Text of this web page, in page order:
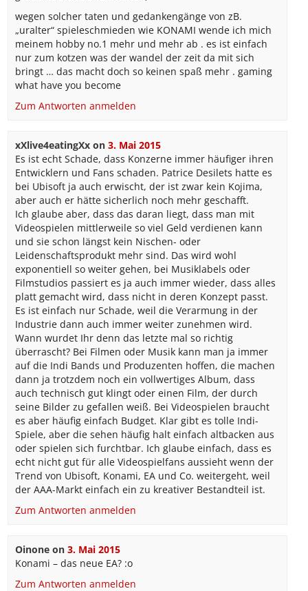
wegen solcher taten und gedankengänge von zB.
„uralter“ spieleschmieden wie KONAMI wende ich mich
meinem hobby no.1 mehr und mehr ab . es ist einfach
nur zum kotzen was der wandel der zeit da mit sich
bringt … das macht doch so keinen spaß mehr . gaming
what have you become
Zum Antworten anmelden
xXlive4eatingXxon 3. Mai 2015
Es ist echt Schade, dass Konzerne immer häufiger ihren
Entwicklern und Fans schaden. Patrice Desilets hatte es
bei Ubisoft ja auch erwischt, der ist zwar kein Kojima,
aber auch er hätte sicherlich noch mehr geschafft.
Ich glaube aber, dass das daran liegt, dass man mit
Videospielen mittlerweile so viel Geld verdienen kann
und sie schon längst kein Nischen- oder
Leidenschaftsprodukt mehr sind. Das wird wohl
exponentiell so weiter gehen, bei Musiklabels oder
Filmstudios passiert es ja auch immer wieder, dass alles
platt gemacht wird, dass nicht in deren Konzept passt.
Es ist einfach nur Schade, weil die Verarmung in der
Industrie dann auch immer weiter zunehmen wird.
Wann wurdet Ihr denn das letzte mal so richtig
überrascht? Bei Filmen oder Musik kann man ja immer
auf die Indi Bands und Produzenten hoffen, die machen
dann ja trotzdem noch ein vollwertiges Album, dass
auch technisch gut klingt oder einen Film, der durch
seine Bilder zu gefallen weiß. Bei Videospielen braucht
es aber häufig einfach Budget. Klar gibt es tolle Indi-
Spiele, aber die sehen häufig halt einfach altbacken aus
oder spielen sich furchtbar. Ich glaube einfach, dass es
echt nicht gut für alle Videospielfans aussieht wenn der
Trend von Ubisoft, Konami, EA und Co. weitergeht, weil
der AAA-Markt einfach ein zu kreativer Bestandteil ist.
Zum Antworten anmelden
Oinoneon 3. Mai 2015
Konami – das neue EA? :o
Zum Antworten anmelden